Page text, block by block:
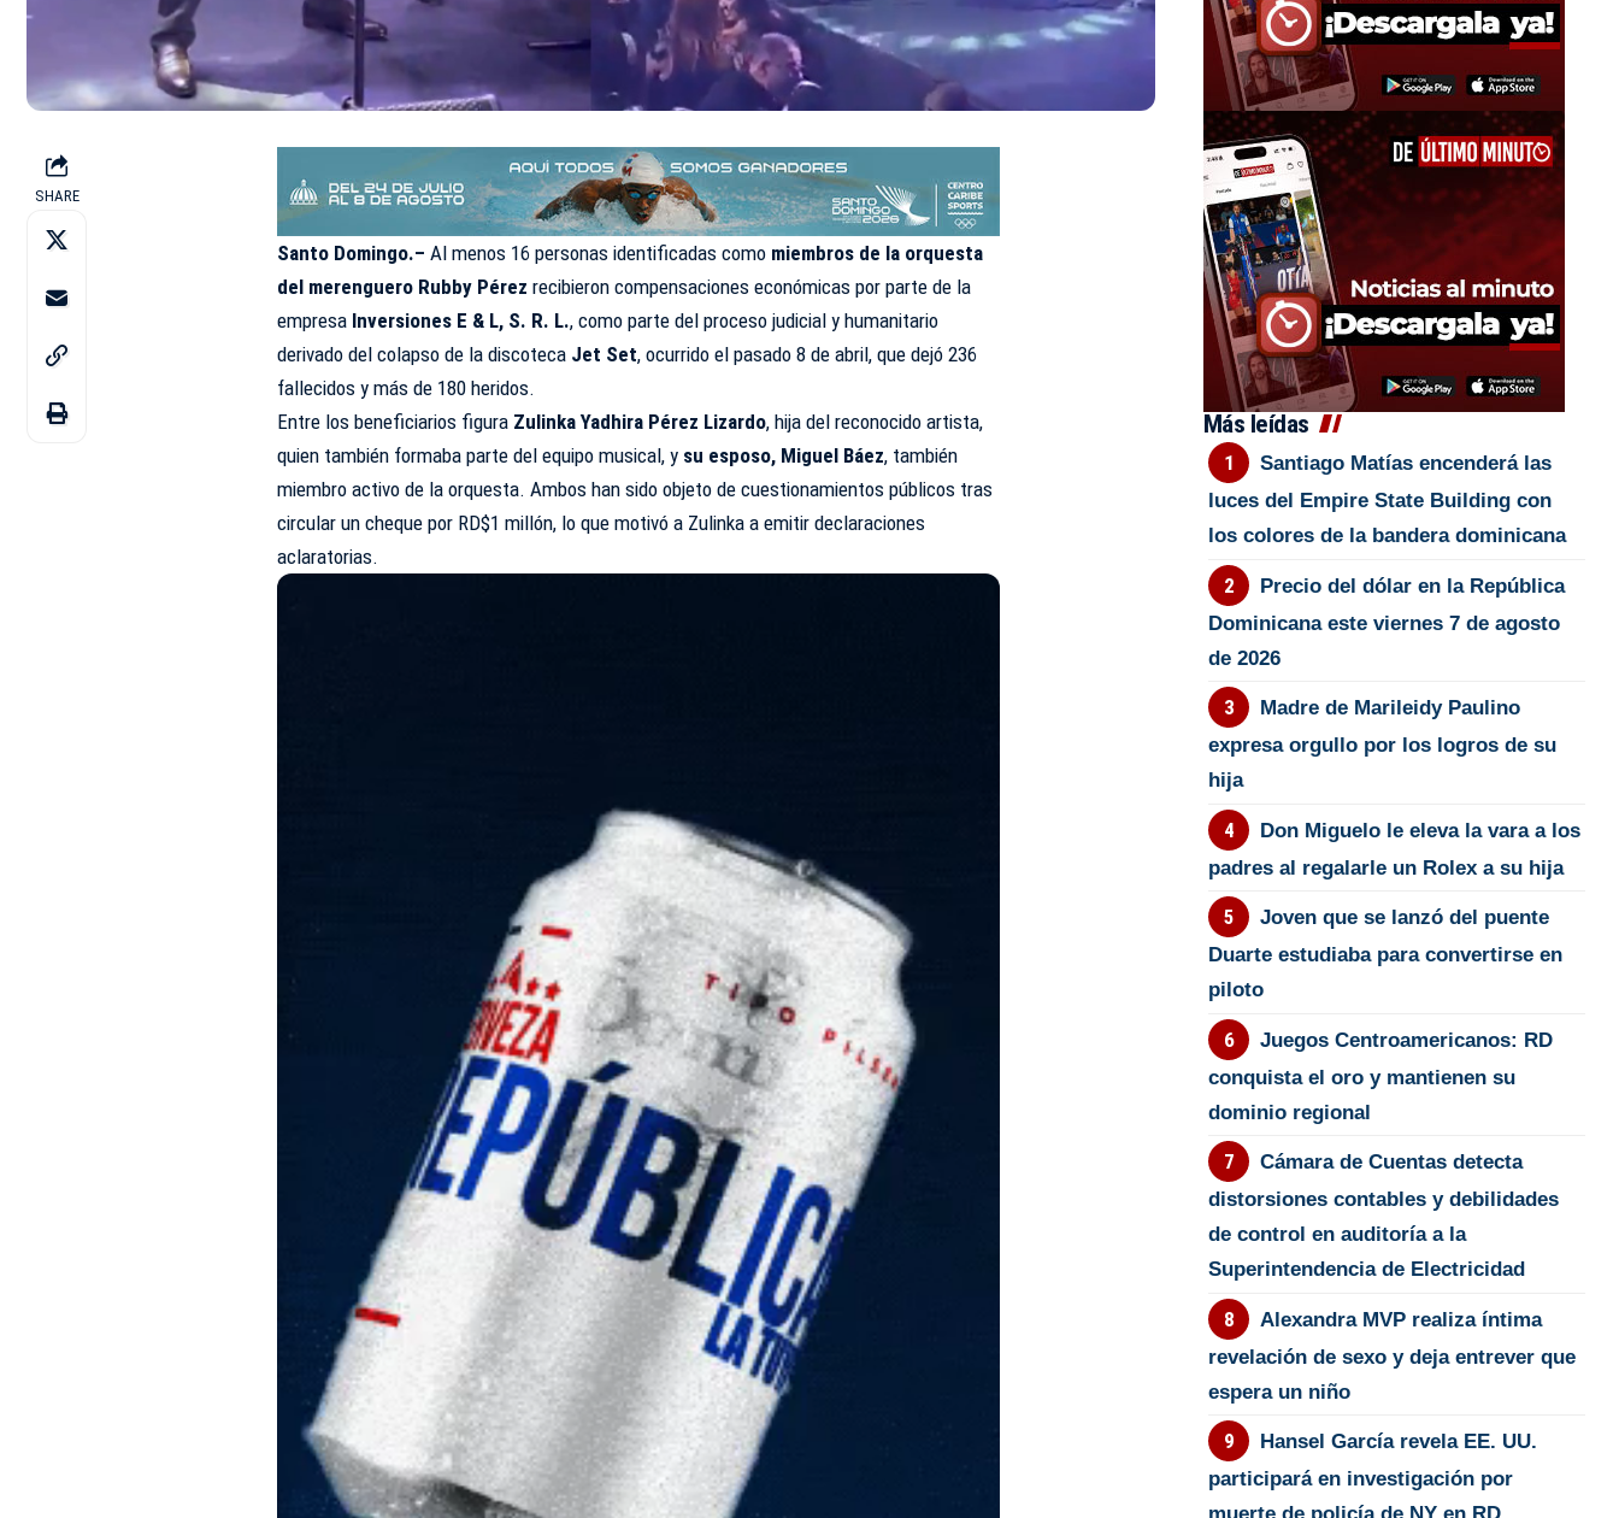
SHARE
Santo Domingo.– Al menos 16 personas identificadas como miembros de la orquesta
del merenguero Rubby Pérez recibieron compensaciones económicas por parte de la
empresa Inversiones E & L, S. R. L., como parte del proceso judicial y humanitario
derivado del colapso de la discoteca Jet Set, ocurrido el pasado 8 de abril, que dejó 236
fallecidos y más de 180 heridos.
Entre los beneficiarios figura Zulinka Yadhira Pérez Lizardo, hija del reconocido artista,
quien también formaba parte del equipo musical, y su esposo, Miguel Báez, también
miembro activo de la orquesta. Ambos han sido objeto de cuestionamientos públicos tras
circular un cheque por RD$1 millón, lo que motivó a Zulinka a emitir declaraciones
aclaratorias.
Más leídas
Santiago Matías encenderá las
luces del Empire State Building con
los colores de la bandera dominicana
Precio del dólar en la República
Dominicana este viernes 7 de agosto
de 2026
Madre de Marileidy Paulino
expresa orgullo por los logros de su
hija
Don Miguelo le eleva la vara a los
padres al regalarle un Rolex a su hija
Joven que se lanzó del puente
Duarte estudiaba para convertirse en
piloto
Juegos Centroamericanos: RD
conquista el oro y mantienen su
dominio regional
Cámara de Cuentas detecta
distorsiones contables y debilidades
de control en auditoría a la
Superintendencia de Electricidad
Alexandra MVP realiza íntima
revelación de sexo y deja entrever que
espera un niño
Hansel García revela EE. UU.
participará en investigación por